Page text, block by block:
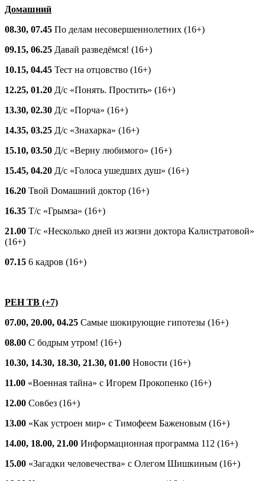
Домашний
08.30, 07.45 По делам несовершеннолетних (16+)
09.15, 06.25 Давай разведёмся! (16+)
10.15, 04.45 Тест на отцовство (16+)
12.25, 01.20 Д/с «Понять. Простить» (16+)
13.30, 02.30 Д/с «Порча» (16+)
14.35, 03.25 Д/с «Знахарка» (16+)
15.10, 03.50 Д/с «Верну любимого» (16+)
15.45, 04.20 Д/с «Голоса ушедших душ» (16+)
16.20 Твой Dомашний доктор (16+)
16.35 Т/с «Грымза» (16+)
21.00 Т/с «Несколько дней из жизни доктора Калистратовой»
(16+)
07.15 6 кадров (16+)
РЕН ТВ (+7)
07.00, 20.00, 04.25 Самые шокирующие гипотезы (16+)
08.00 С бодрым утром! (16+)
10.30, 14.30, 18.30, 21.30, 01.00 Новости (16+)
11.00 «Военная тайна» с Игорем Прокопенко (16+)
12.00 Совбез (16+)
13.00 «Как устроен мир» с Тимофеем Баженовым (16+)
14.00, 18.00, 21.00 Информационная программа 112 (16+)
15.00 «Загадки человечества» с Олегом Шишкиным (16+)